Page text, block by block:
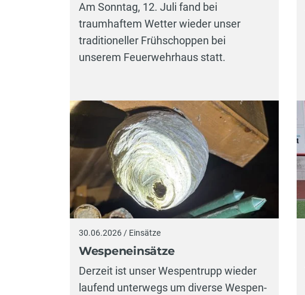
Am Sonntag, 12. Juli fand bei
traumhaftem Wetter wieder unser
traditioneller Frühschoppen bei
unserem Feuerwehrhaus statt.
30.06.2026 / Einsätze
Wespeneinsätze
Derzeit ist unser Wespentrupp wieder
laufend unterwegs um diverse Wespen-